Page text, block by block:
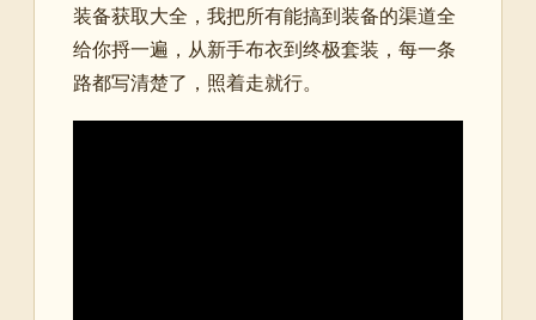
装备获取大全，我把所有能搞到装备的渠道全
给你捋一遍，从新手布衣到终极套装，每一条
路都写清楚了，照着走就行。